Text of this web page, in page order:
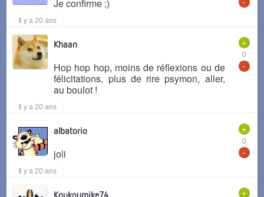
Je confirme ;)
Il y a 20 ans
+
0
-
Khaan
Hop hop hop, moins de réflexions ou de
félicitations, plus de rire psymon, aller,
au boulot !
Il y a 20 ans
+
0
-
albatorio
joli
Il y a 20 ans
+
Koukoumike74